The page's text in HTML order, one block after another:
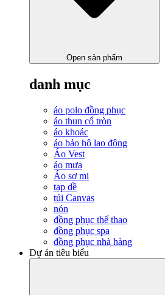
Open sản phẩm
danh mục
áo polo đồng phục
áo thun cổ tròn
áo khoác
áo bảo hộ lao động
Áo Vest
áo mưa
Áo sơ mi
tạp dề
túi Canvas
nón
đồng phục thể thao
đồng phục spa
đồng phục nhà hàng
Dự án tiêu biểu